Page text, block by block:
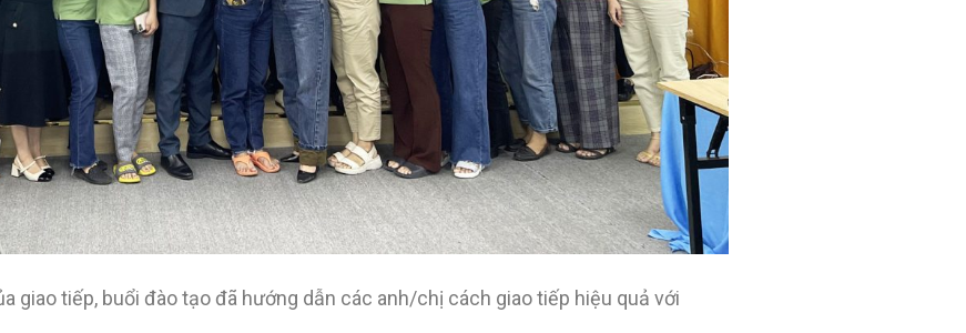
giao tiếp, buổi đào tạo đã hướng dẫn các anh/chị cách giao tiếp hiệu quả với